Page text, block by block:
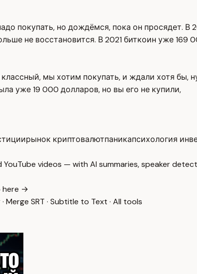
покупать, но дождёмся, пока он просядет. В
не восстановится. В 2021 биткоин уже 169
мы хотим покупать, и ждали хотя бы,
уже 19 000 долларов, но вы его не купили,
рынок криптовалютпаникапсихология
YouTube videos — with AI summaries, speaker
here →
· Merge SRT · Subtitle to Text · All tools